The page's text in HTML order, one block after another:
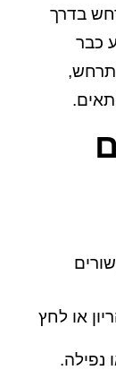
בדרך
כבר
או לחץ
נפילה.